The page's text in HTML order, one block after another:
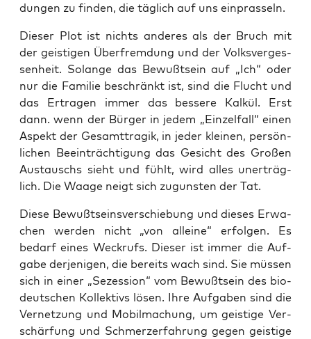
dun­gen zu fin­den, die täg­lich auf uns einprasseln.
Die­ser Plot ist nichts ande­res als der Bruch mit
der geis­ti­gen Über­frem­dung und der Volks­ver­ges­
sen­heit. Solan­ge das Bewußt­sein auf „Ich“ oder
nur die Fami­lie beschränkt ist, sind die Flucht und
das Ertra­gen immer das bes­se­re Kal­kül. Erst
dann. wenn der Bür­ger in jedem „Ein­zel­fall“ einen
Aspekt der Gesamt­tra­gik, in jeder klei­nen, per­sön­
li­chen Beein­träch­ti­gung das Gesicht des Gro­ßen
Aus­tauschs sieht und fühlt, wird alles uner­träg­
lich. Die Waa­ge neigt sich zuguns­ten der Tat.
Die­se Bewußt­seins­ver­schie­bung und die­ses Erwa­
chen wer­den nicht „von allei­ne“ erfol­gen. Es
bedarf eines Weck­rufs. Die­ser ist immer die Auf­
ga­be der­je­ni­gen, die bereits wach sind. Sie müs­sen
sich in einer „Sezes­si­on“ vom Bewußt­sein des bio­
deut­schen Kol­lek­tivs lösen. Ihre Auf­ga­ben sind die
Ver­net­zung und Mobil­ma­chung, um geis­ti­ge Ver­
schär­fung und Schmerz­er­fah­rung gegen geis­ti­ge